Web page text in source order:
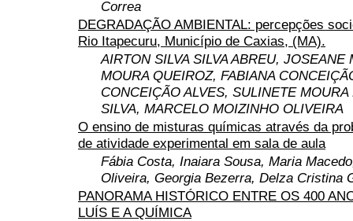
Correa
DEGRADAÇÃO AMBIENTAL: percepções
Rio Itapecuru, Município de Caxias, (MA).
AIRTON SILVA SILVA ABREU, JOSEANE
MOURA QUEIROZ, FABIANA
CONCEIÇÃO ALVES, SULINETE MOURA
SILVA, MARCELO MOIZINHO OLIVEIRA
O ensino de misturas químicas através da
de atividade experimental em sala de aula
Fábia Costa, Inaiara Sousa, Maria
Oliveira, Georgia Bezerra, Delza Cristina
PANORAMA HISTÓRICO ENTRE OS 400
LUÍS E A QUÍMICA